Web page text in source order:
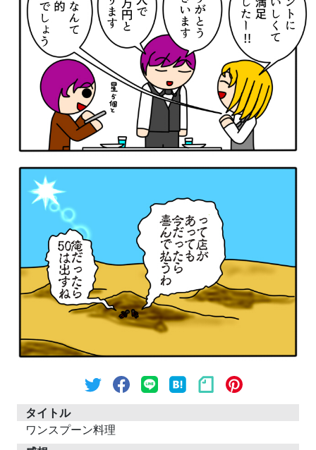
タイトル
ワンスプーン料理